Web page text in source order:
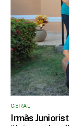
GERAL
Irmãs